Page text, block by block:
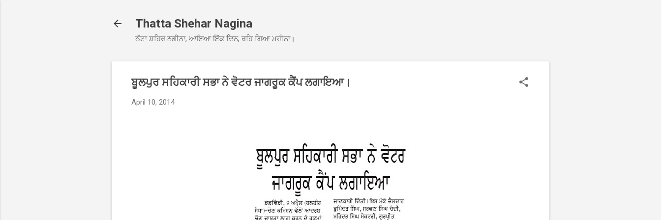
Thatta Shehar Nagina
ਠੱਟਾ ਸ਼ਹਿਰ ਨਗੀਨਾ, ਆਇਆ ਇੱਕ ਦਿਨ, ਰਹਿ ਗਿਆ ਮਹੀਨਾ।
ਬੂਲਪੁਰ ਸਹਿਕਾਰੀ ਸਭਾ ਨੇ ਵੋਟਰ ਜਾਗਰੂਕ ਕੈਂਪ ਲਗਾਇਆ।
April 10, 2014